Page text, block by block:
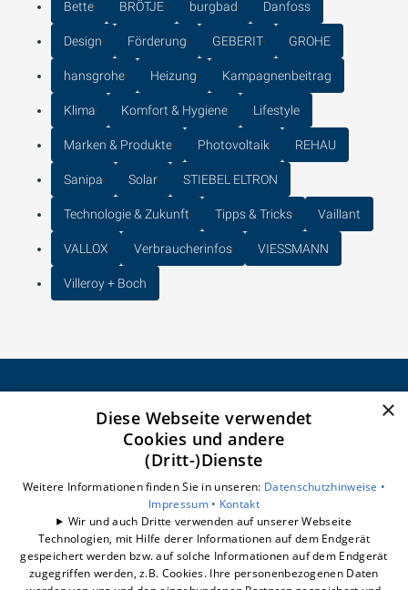
Bette BRÖTJE burgbad Danfoss
Design Förderung GEBERIT GROHE
hansgrohe Heizung Kampagnenbeitrag
Klima Komfort & Hygiene Lifestyle
Marken & Produkte Photovoltaik REHAU
Sanipa Solar STIEBEL ELTRON
Technologie & Zukunft Tipps & Tricks Vaillant
VALLOX Verbraucherinfos VIESSMANN
Villeroy + Boch
CELSEO Service GmbH
Datenschutzerklärung
Barrierefreiheitserklärung
Unsere Bereiche
Badberatung
Badrechner
×
Diese Webseite verwendet
Cookies und andere
(Dritt-)Dienste
Weitere Informationen finden Sie in unseren: Datenschutzhinweise •
Impressum • Kontakt
Wir und auch Dritte verwenden auf unserer Webseite
Technologien, mit Hilfe derer Informationen auf dem Endgerät
gespeichert werden bzw. auf solche Informationen auf dem Endgerät
zugegriffen werden, z.B. Cookies. Ihre personenbezogenen Daten